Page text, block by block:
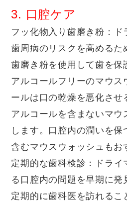
3. 口腔ケア
フッ化物入り歯磨き粉 ：
歯周病のリスクを高めるた
歯磨き粉を使用して歯を保
アルコールフリーのマウス
ールは口の乾燥を悪化させ
アルコールを含まないマウ
します。口腔内の潤いを保
含むマウスウォッシュもお
定期的な歯科検診 ：ドラ
る口腔内の問題を早期に発
定期的に歯科医を訪れるこ